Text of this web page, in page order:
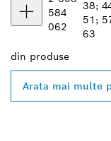
584
062
38;
51;
63
din produse
Arata mai multe